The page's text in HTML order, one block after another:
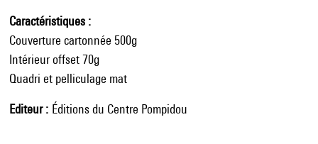
Caractéristiques
Couverture cartonnée 500g
Intérieur offset 70g
Quadri et pelliculage mat
Editeur Éditions du Centre Pompidou